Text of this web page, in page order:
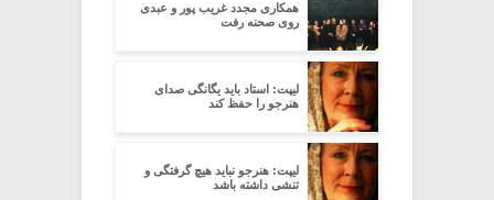
همکاری مجدد غریب پور و عبدی
روی صحنه رفت
لیپت: استاد باید یگانگی صدای
هنرجو را حفظ کند
لیپت: هنرجو نباید هیچ گرفتگی و
تنشی داشته باشد